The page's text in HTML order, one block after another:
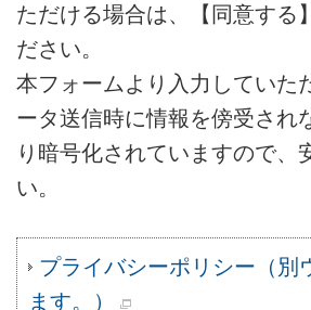
ただける場合は、【同意する
ださい。
本フォームより入力していた
ータ送信時に情報を傍受され
り暗号化されていますので、
い。
プライバシーポリシー（別
ます。）